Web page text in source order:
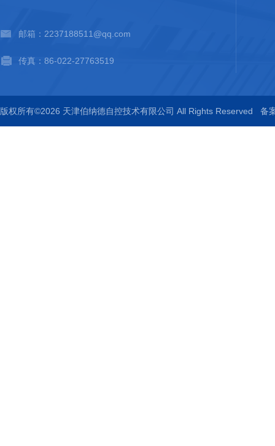
邮箱：2237188511@qq.com
传真：86-022-27763519
版权所有©2026 天津伯纳德自控技术有限公司 All Rights Reserved 备